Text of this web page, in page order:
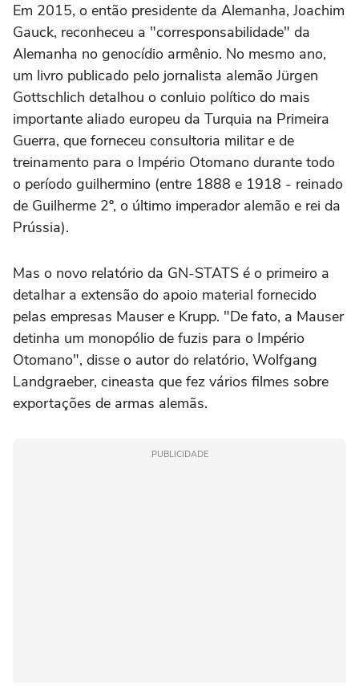
Em 2015, o então presidente da Alemanha, Joachim
Gauck, reconheceu a "corresponsabilidade" da
Alemanha no genocídio armênio. No mesmo ano,
um livro publicado pelo jornalista alemão Jürgen
Gottschlich detalhou o conluio político do mais
importante aliado europeu da Turquia na Primeira
Guerra, que forneceu consultoria militar e de
treinamento para o Império Otomano durante todo
o período guilhermino (entre 1888 e 1918 - reinado
de Guilherme 2º, o último imperador alemão e rei da
Prússia).
Mas o novo relatório da GN-STATS é o primeiro a
detalhar a extensão do apoio material fornecido
pelas empresas Mauser e Krupp. "De fato, a Mauser
detinha um monopólio de fuzis para o Império
Otomano", disse o autor do relatório, Wolfgang
Landgraeber, cineasta que fez vários filmes sobre
exportações de armas alemãs.
PUBLICIDADE